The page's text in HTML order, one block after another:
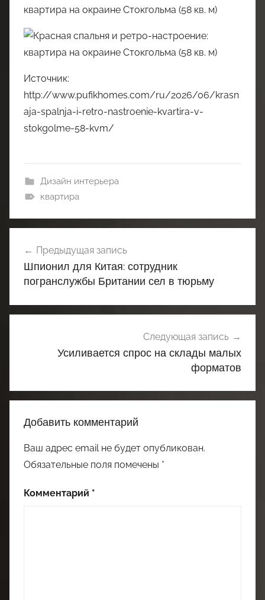
Источник:
http://www.pufikhomes.com/ru/2026/06/krasn
aja-spalnja-i-retro-nastroenie-kvartira-v-
stokgolme-58-kvm/
Дизайн интерьера
квартира
по
записям
Предыдущая запись
Шпионил для Китая: сотрудник
погранслужбы Британии сел в тюрьму
Следующая запись
Усиливается спрос на склады малых
форматов
Добавить комментарий
Ваш адрес email не будет опубликован.
Обязательные поля помечены *
Комментарий *